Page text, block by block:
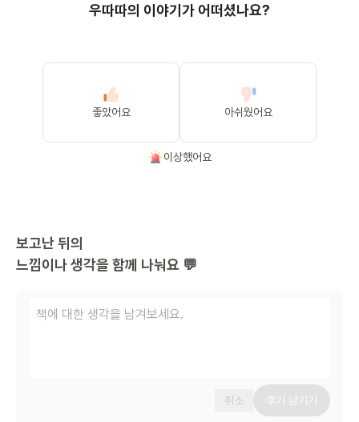
우따따의 이야기가 어떠셨나요?
좋았어요 아쉬웠어요
이상했어요
보고난 뒤의
느낌이나 생각을 함께 나눠요 💬
취소 후기 남기기